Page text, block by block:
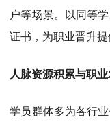
户等场景。以同等
证书，为职业晋升提
人脉资源积累与职
学员群体多为各行